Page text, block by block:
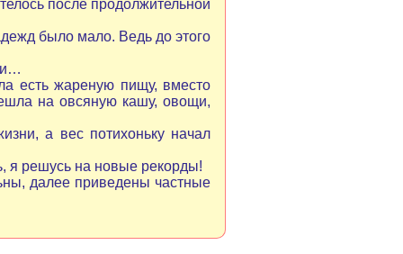
после продолжительной
было мало. Ведь до этого
и…
есть жареную пищу, вместо
на овсяную кашу, овощи,
а вес потихоньку начал
я решусь на новые рекорды!
далее приведены частные